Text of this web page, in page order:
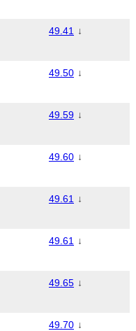
49.41 ↓
49.50 ↓
49.59 ↓
49.60 ↓
49.61 ↓
49.61 ↓
49.65 ↓
49.70 ↓